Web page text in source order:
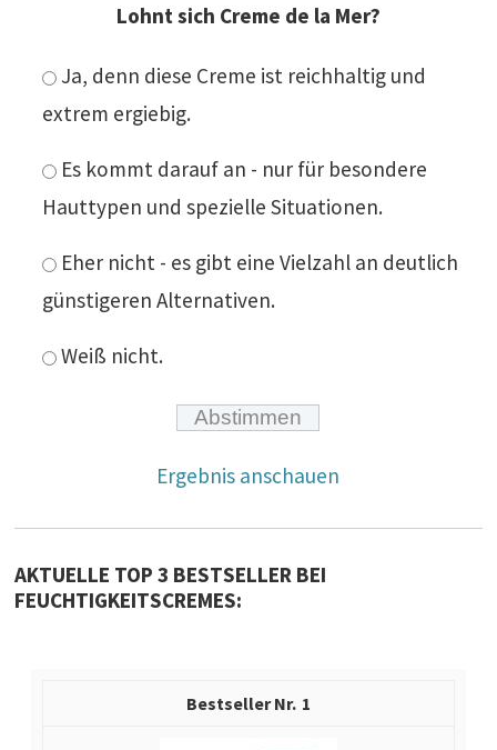
Lohnt sich Creme de la Mer?
Ja, denn diese Creme ist reichhaltig und
extrem ergiebig.
Es kommt darauf an - nur für besondere
Hauttypen und spezielle Situationen.
Eher nicht - es gibt eine Vielzahl an deutlich
günstigeren Alternativen.
Weiß nicht.
Ergebnis anschauen
AKTUELLE TOP 3 BESTSELLER BEI
FEUCHTIGKEITSCREMES:
1